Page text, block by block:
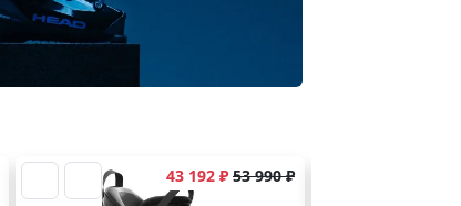
43 192 ₽ 53 990 ₽